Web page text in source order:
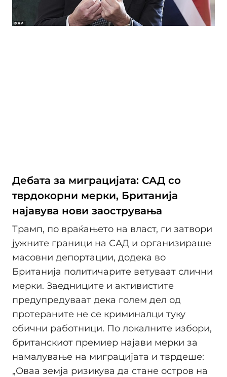
Дебата за миграцијата: САД со
тврдокорни мерки, Британија
најавува нови заострувања
Трамп, по враќањето на власт, ги затвори
јужните граници на САД и организираше
масовни депортации, додека во
Британија политичарите ветуваат слични
мерки. Заедниците и активистите
предупредуваат дека голем дел од
протераните не се криминалци туку
обични работници. По локалните избори,
британскиот премиер најави мерки за
намалување на миграцијата и тврдеше:
„Оваа земја ризикува да стане остров на